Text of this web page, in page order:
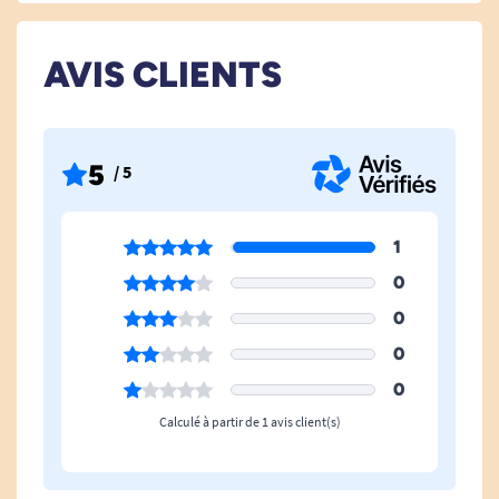
une fixation renforcée, de l’autre côté du mur,
pour "prendre en sandwich" la cloison entre la
structure du Relaxa et la plaque. Ainsi, vous
sont pas porteurs.
Sécurisez l’installation du Relaxa,
même sur des murs fragiles
Dans de nombreux logements modernes, les
salles de bain sont équipées de cloisons en
placo, qui ne supportent pas toujours une
fixation en charge importante. L’installation d’un
élévateur de bain implique en effet des forces de
traction et de suspension qui peuvent mettre à
mal l’intégrité d’un simple mur léger. La plaque
AVIS CLIENTS
5 / 5
1
0
0
0
0
Calculé à partir de 1 avis client(s)